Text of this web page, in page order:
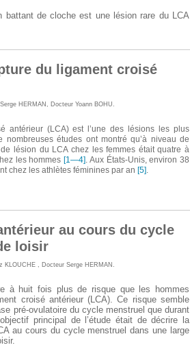
battant de cloche est une lésion rare du LCA
du ligament croisé
HERMAN, Docteur Yoann BOHU.
antérieur (LCA) est l’une des lésions les plus
nombreuses études ont montré qu’à niveau de
lésion du LCA chez les femmes était quatre à
les hommes [1—4]. Aux États-Unis, environ 38
chez les athlètes féminines par an [5].
au cours du cycle
loisir
KLOUCHE , Docteur Serge HERMAN .
à huit fois plus de risque que les hommes
croisé antérieur (LCA). Ce risque semble
pré-ovulatoire du cycle menstruel que durant
principal de l’étude était de décrire la
au cours du cycle menstruel dans une large